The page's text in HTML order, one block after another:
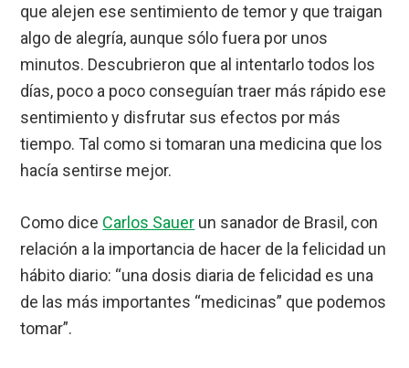
que alejen ese sentimiento de temor y que traigan
algo de alegría, aunque sólo fuera por unos
minutos. Descubrieron que al intentarlo todos los
días, poco a poco conseguían traer más rápido ese
sentimiento y disfrutar sus efectos por más
tiempo. Tal como si tomaran una medicina que los
hacía sentirse mejor.
Como dice Carlos Sauer un sanador de Brasil, con
relación a la importancia de hacer de la felicidad un
hábito diario: “una dosis diaria de felicidad es una
de las más importantes “medicinas” que podemos
tomar”.